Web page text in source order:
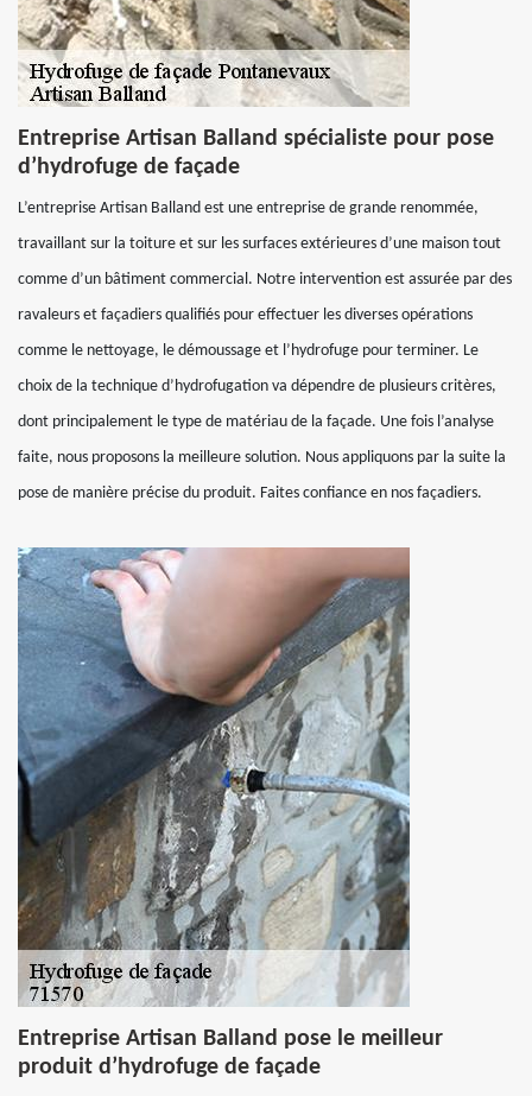
Entreprise Artisan Balland spécialiste pour pose
d’hydrofuge de façade
L’entreprise Artisan Balland est une entreprise de grande renommée,
travaillant sur la toiture et sur les surfaces extérieures d’une maison tout
comme d’un bâtiment commercial. Notre intervention est assurée par des
ravaleurs et façadiers qualifiés pour effectuer les diverses opérations
comme le nettoyage, le démoussage et l’hydrofuge pour terminer. Le
choix de la technique d’hydrofugation va dépendre de plusieurs critères,
dont principalement le type de matériau de la façade. Une fois l’analyse
faite, nous proposons la meilleure solution. Nous appliquons par la suite la
pose de manière précise du produit. Faites confiance en nos façadiers.
Entreprise Artisan Balland pose le meilleur
produit d’hydrofuge de façade